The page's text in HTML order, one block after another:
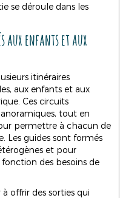
se déroule dans les
aux enfants et aux
itinéraires
aux enfants et aux
Ces circuits
tout en
permettre à chacun de
Les guides sont formés
et pour
des besoins de
offrir des sorties qui